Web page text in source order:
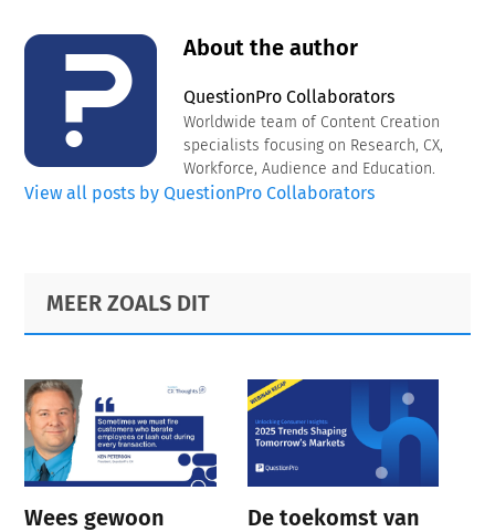
About the author
QuestionPro Collaborators
Worldwide team of Content Creation
specialists focusing on Research, CX,
Workforce, Audience and Education.
View all posts by QuestionPro Collaborators
Primary
Sidebar
Footer
MEER ZOALS DIT
Wees gewoon
De toekomst van